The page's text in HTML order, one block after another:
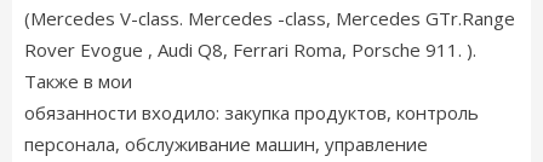
(Mercedes V-class. Mercedes -class, Mercedes GTr.Range
Rover Evogue , Audi Q8, Ferrari Roma, Porsche 911. ).
Также в мои
обязанности входило: закупка продуктов, контроль
персонала, обслуживание машин, управление